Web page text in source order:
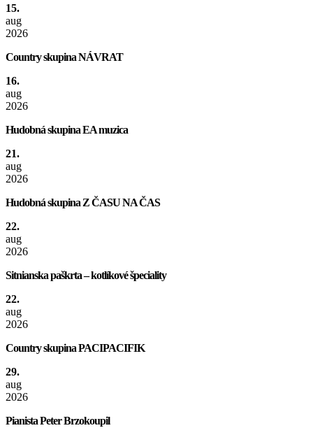
15.
aug
2026
Country skupina NÁVRAT
16.
aug
2026
Hudobná skupina EA muzica
21.
aug
2026
Hudobná skupina Z ČASU NA ČAS
22.
aug
2026
Sitnianska paškrta – kotlíkové špeciality
22.
aug
2026
Country skupina PACIPACIFIK
29.
aug
2026
Pianista Peter Brzokoupil